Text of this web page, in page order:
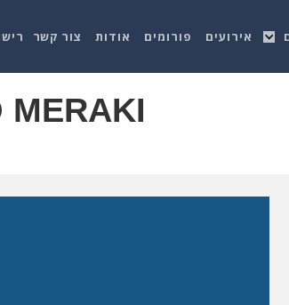
אירועים פורומים אודות צור קשר
MERAKI